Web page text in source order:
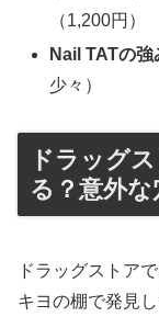
（1,200円）
Nail TATの強
少々）
ドラッグ
る？意外
ドラッグストア
キヨの棚で発見